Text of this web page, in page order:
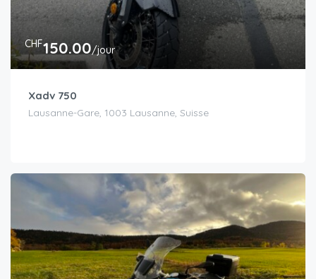
CHF150.00/jour
Xadv 750
Lausanne-Gare, 1003 Lausanne, Suisse